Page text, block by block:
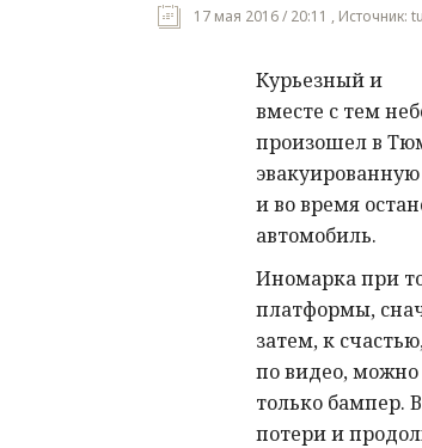
17 мая 2016 / 20:11 , Источник:
Курьезный и
вместе с тем
произошел в
и во время
автомобиль.
Иномарка при
платформы,
затем, к
по видео,
только бампер.
потери и